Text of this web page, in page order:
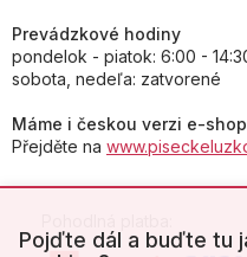
Pojďte dál a buďte tu
Prevádzkové hodiny
pondelok - piatok: 6:00 -
sobota, nedeľa: zatvorené
Máme i českou verzi e-
Přejděte na